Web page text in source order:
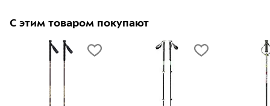
С этим товаром покупают